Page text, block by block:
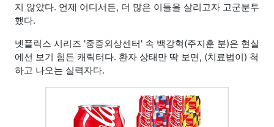
지 않았다. 언제 어디서든, 더 많은 이들을 살리고자 고군분투
했다.
넷플릭스 시리즈 '중증외상센터' 속 백강혁(주지훈 분)은 현실
에선 보기 힘든 캐릭터다. 환자 상태만 딱 보면, (치료법이) 척
하고 나오는 실력자다.